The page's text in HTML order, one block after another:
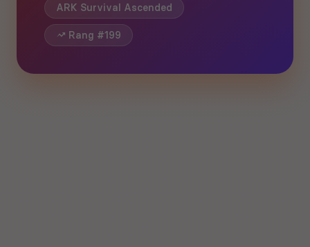
ARK Survival Ascended
Rang #199